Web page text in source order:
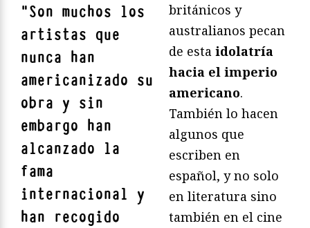
"Son muchos los
artistas que
nunca han
americanizado su
obra y sin
embargo han
alcanzado la
fama
internacional y
han recogido
británicos y
australianos pecan
de esta idolatría
hacia el imperio
americano.
También lo hacen
algunos que
escriben en
español, y no solo
en literatura sino
también en el cine